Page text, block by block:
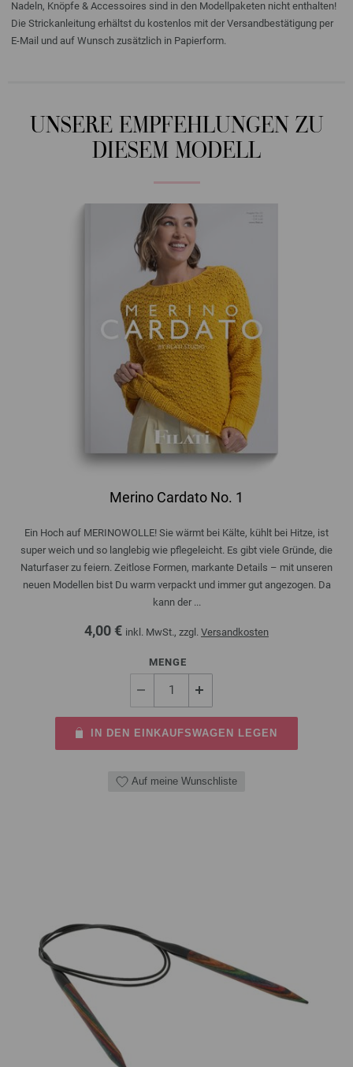
Nadeln, Knöpfe & Accessoires sind in den Modellpaketen nicht enthalten!
Die Strickanleitung erhältst du kostenlos mit der Versandbestätigung per
E-Mail und auf Wunsch zusätzlich in Papierform.
UNSERE EMPFEHLUNGEN ZU
DIESEM MODELL
Merino Cardato No. 1
Ein Hoch auf MERINOWOLLE! Sie wärmt bei Kälte, kühlt bei Hitze, ist
super weich und so langlebig wie pflegeleicht. Es gibt viele Gründe, die
Naturfaser zu feiern. Zeitlose Formen, markante Details – mit unseren
neuen Modellen bist Du warm verpackt und immer gut angezogen. Da
kann der ...
4,00 € inkl. MwSt., zzgl. Versandkosten
MENGE
IN DEN EINKAUFSWAGEN LEGEN
Auf meine Wunschliste